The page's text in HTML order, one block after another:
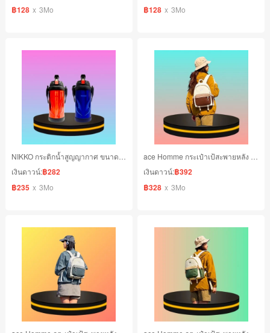
฿128 x 3Mo
฿128 x 3Mo
เงินดาวน์:฿282
฿235 x 3Mo
เงินดาวน์:฿392
฿328 x 3Mo